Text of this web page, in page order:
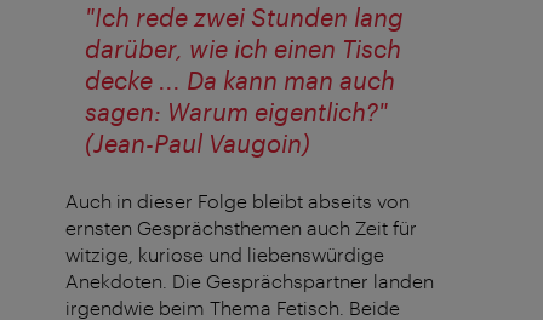
"Ich rede zwei Stunden lang
darüber, wie ich einen Tisch
decke ... Da kann man auch
sagen: Warum eigentlich?"
(Jean-Paul Vaugoin)
Auch in dieser Folge bleibt abseits von
ernsten Gesprächsthemen auch Zeit für
witzige, kuriose und liebenswürdige
Anekdoten. Die Gesprächspartner landen
irgendwie beim Thema Fetisch. Beide